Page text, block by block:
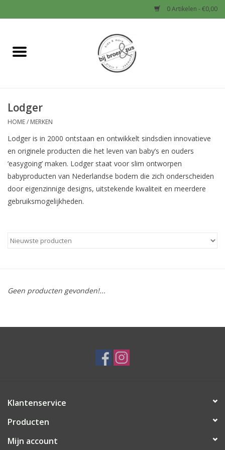
0 Artikelen - €0,00
Home
Baby
Jongens
Meisjes
Sale!
Speelgoed
Cadeaubon
Lodger
HOME/ MERKEN
Lodger is in 2000 ontstaan en ontwikkelt sindsdien innovatieve
en originele producten die het leven van baby’s en ouders
‘easygoing’ maken. Lodger staat voor slim ontworpen
babyproducten van Nederlandse bodem die zich onderscheiden
door eigenzinnige designs, uitstekende kwaliteit en meerdere
gebruiksmogelijkheden.
Geen producten gevonden!...
Klantenservice
Producten
Mijn account